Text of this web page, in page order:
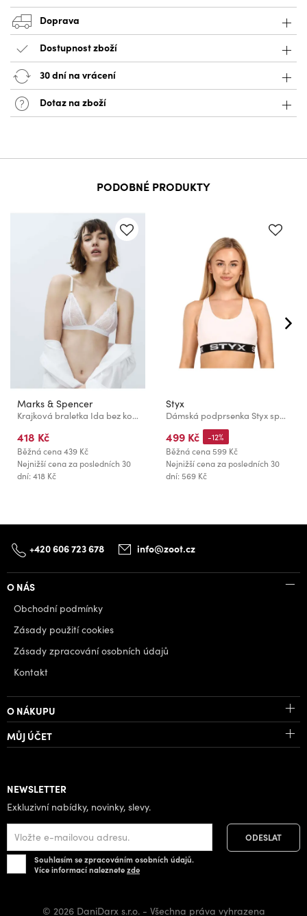
Doprava
Dostupnost zboží
30 dní na vrácení
Dotaz na zboží
PODOBNÉ PRODUKTY
Marks & Spencer
Krajková braletka Ida bez kostic (A–E) Marks & Spencer bílá
418 Kč
Běžná cena439 Kč
Nejnižší cena za posledních 30
dní: 418 Kč
Styx
Dámská podprsenka Styx sport bílá
499 Kč
Běžná cena599 Kč
Nejnižší cena za posledních 30
dní: 569 Kč
-12%
+420 606 723 678 info@zoot.cz
O NÁS
Obchodní podmínky
Zásady použití cookies
Zásady zpracování osobních údajů
Kontakt
O NÁKUPU
MŮJ ÚČET
NEWSLETTER
Exkluzivní nabídky, novinky, slevy.
Souhlasím se zpracováním osobních údajů.
Více informací naleznetezde
© 2026 DaniDarx s.r.o. - Všechna práva vyhrazena